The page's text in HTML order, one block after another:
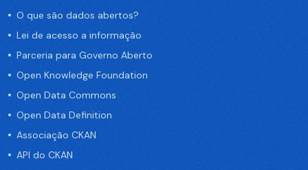
O que são dados abertos?
Lei de acesso a informação
Parceria para Governo Aberto
Open Knowledge Foundation
Open Data Commons
Open Data Definition
Associação CKAN
API do CKAN